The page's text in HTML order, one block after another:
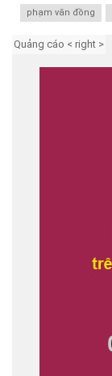
phạm văn đồng
Quảng cáo < right >